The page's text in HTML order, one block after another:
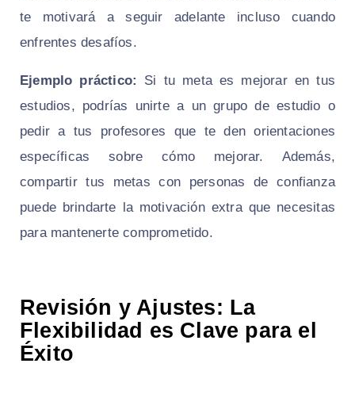
te motivará a seguir adelante incluso cuando
enfrentes desafíos.
Ejemplo práctico:
Si tu meta es mejorar en tus
estudios, podrías unirte a un grupo de estudio o
pedir a tus profesores que te den orientaciones
específicas sobre cómo mejorar. Además,
compartir tus metas con personas de confianza
puede brindarte la motivación extra que necesitas
para mantenerte comprometido.
Revisión y Ajustes: La
Flexibilidad es Clave para el
Éxito